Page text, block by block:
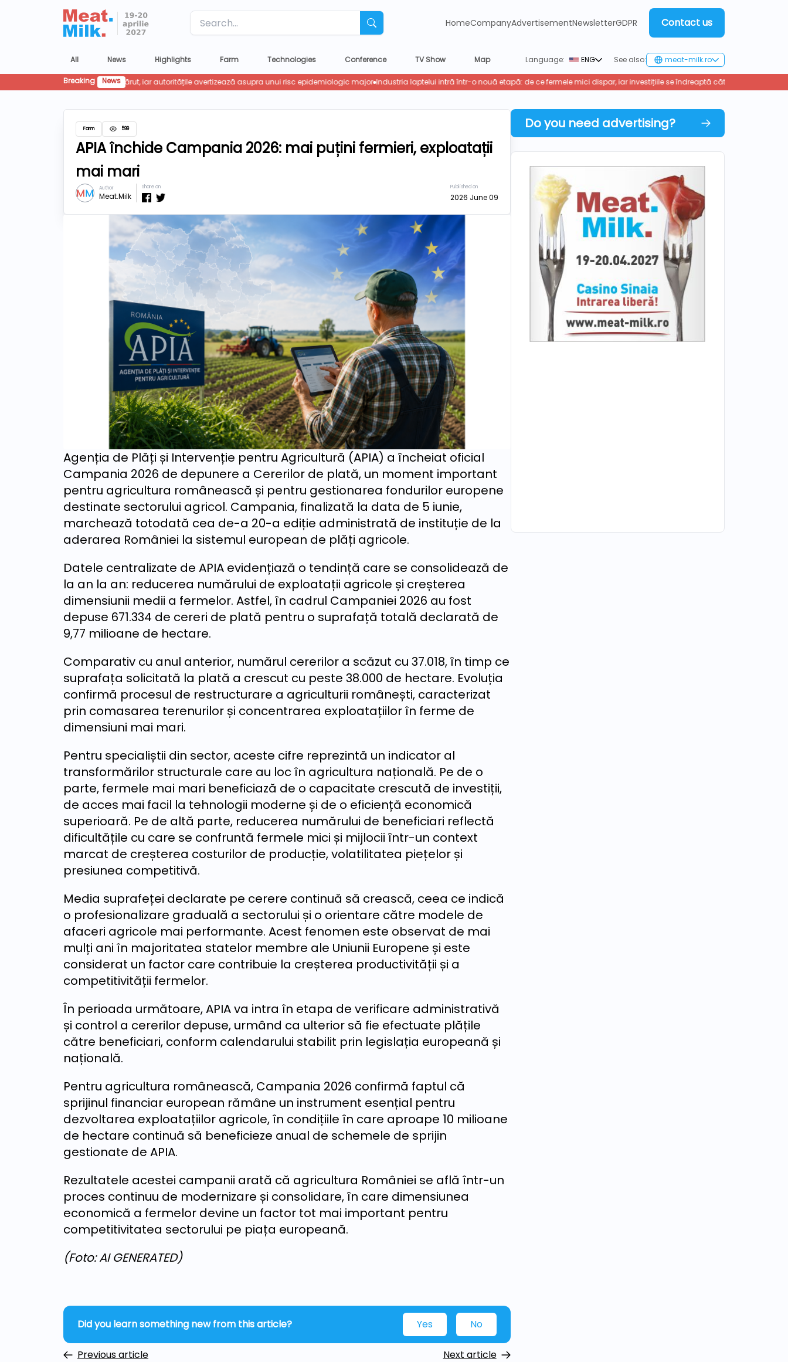
Label HomeCompanyAdvertisementNewsletterGDPR Contact us
All News Highlights Farm Technologies Conference TV Show Map Language: ENG See also: meat-milk.ro
Breaking News Cum influențează geopolitica
Farm 599
APIA închide Campania 2026: mai puțini fermieri, exploatații
mai mari
Author
Meat.Milk
Share on Published on
2026 June 09
Agenția de Plăți și Intervenție pentru Agricultură (APIA) a încheiat oficial
Campania 2026 de depunere a Cererilor de plată, un moment important
pentru agricultura românească și pentru gestionarea fondurilor europene
destinate sectorului agricol. Campania, finalizată la data de 5 iunie,
marchează totodată cea de-a 20-a ediție administrată de instituție de la
aderarea României la sistemul european de plăți agricole.
Datele centralizate de APIA evidențiază o tendință care se consolidează de
la an la an: reducerea numărului de exploatații agricole și creșterea
dimensiunii medii a fermelor. Astfel, în cadrul Campaniei 2026 au fost
depuse 671.334 de cereri de plată pentru o suprafață totală declarată de
9,77 milioane de hectare.
Comparativ cu anul anterior, numărul cererilor a scăzut cu 37.018, în timp ce
suprafața solicitată la plată a crescut cu peste 38.000 de hectare. Evoluția
confirmă procesul de restructurare a agriculturii românești, caracterizat
prin comasarea terenurilor și concentrarea exploatațiilor în ferme de
dimensiuni mai mari.
Pentru specialiștii din sector, aceste cifre reprezintă un indicator al
transformărilor structurale care au loc în agricultura națională. Pe de o
parte, fermele mai mari beneficiază de o capacitate crescută de investiții,
de acces mai facil la tehnologii moderne și de o eficiență economică
superioară. Pe de altă parte, reducerea numărului de beneficiari reflectă
dificultățile cu care se confruntă fermele mici și mijlocii într-un context
marcat de creșterea costurilor de producție, volatilitatea piețelor și
presiunea competitivă.
Media suprafeței declarate pe cerere continuă să crească, ceea ce indică
o profesionalizare graduală a sectorului și o orientare către modele de
afaceri agricole mai performante. Acest fenomen este observat de mai
mulți ani în majoritatea statelor membre ale Uniunii Europene și este
considerat un factor care contribuie la creșterea productivității și a
competitivității fermelor.
În perioada următoare, APIA va intra în etapa de verificare administrativă
și control a cererilor depuse, urmând ca ulterior să fie efectuate plățile
către beneficiari, conform calendarului stabilit prin legislația europeană și
națională.
Pentru agricultura românească, Campania 2026 confirmă faptul că
sprijinul financiar european rămâne un instrument esențial pentru
dezvoltarea exploatațiilor agricole, în condițiile în care aproape 10 milioane
de hectare continuă să beneficieze anual de schemele de sprijin
gestionate de APIA.
Rezultatele acestei campanii arată că agricultura României se află într-un
proces continuu de modernizare și consolidare, în care dimensiunea
economică a fermelor devine un factor tot mai important pentru
competitivitatea sectorului pe piața europeană.
(Foto: AI GENERATED)
Did you learn something new from this article? Yes No
Previous article Next article
Do you need advertising?